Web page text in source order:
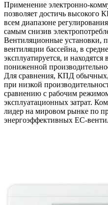
Применение электронно-
позволяет достичь высокого
всем диапазоне
самым снизив
Вентиляционные установки,
вентиляции бассейна, в
эксплуатируется, и
пониженной
Для сравнения, КПД
при низкой
сравнению с рабочим
эксплуатационных затрат.
лидер на мировом рынке по
энергоэффективных EC-